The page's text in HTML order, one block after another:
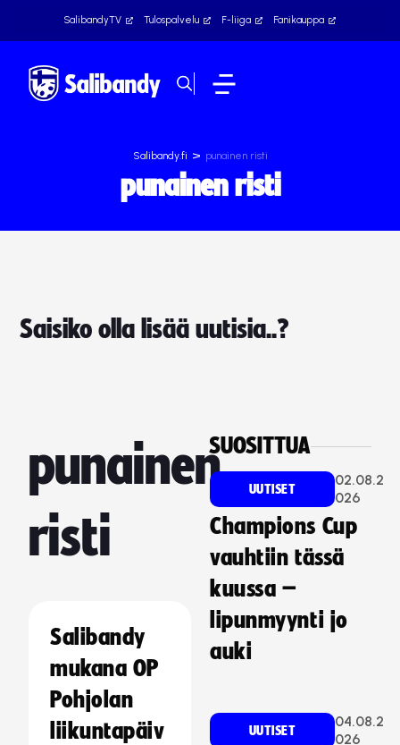
SalibandyTV Tulospalvelu F-liiga Fanikauppa
Salibandy.fi > punainen risti
punainen risti
Saisiko olla lisää uutisia..?
punainen
risti
Salibandy
mukana OP
Pohjolan
liikuntapäiv
SUOSITTUA
UUTISET
02.08.2
026
Champions Cup
vauhtiin tässä
kuussa –
lipunmyynti jo
auki
UUTISET
04.08.2
026